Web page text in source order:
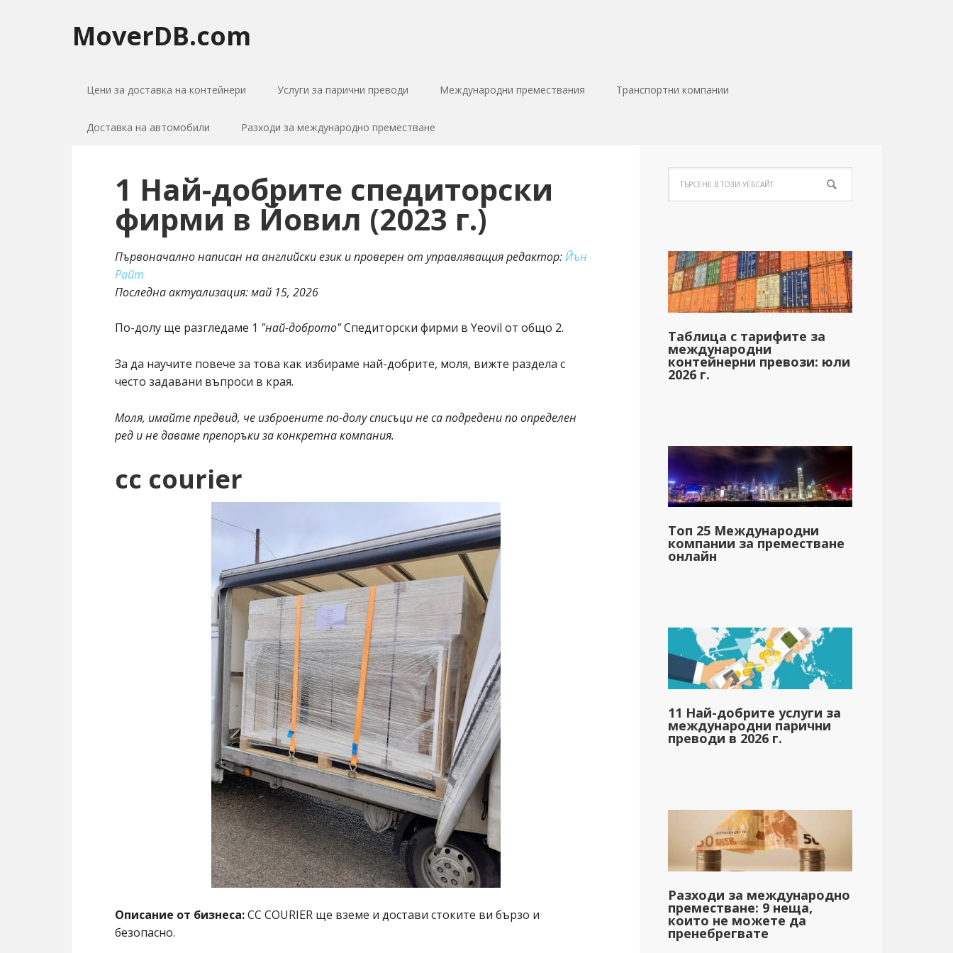
MoverDB.com
Цени за доставка на контейнери Услуги за парични преводи Международни премествания Транспортни компании
Доставка на автомобили Разходи за международно преместване
1 Най-добрите спедиторски
фирми в Йовил (2023 г.)
Първоначално написан на английски език и проверен от управляващия редактор:Йън
Райт
Последна актуализация:май 15, 2026
По-долу ще разгледаме 1 "най-доброто"Спедиторски фирми в Yeovil от общо 2.
За да научите повече за това как избираме най-добрите, моля, вижте раздела с
често задавани въпроси в края.
Моля, имайте предвид, че изброените по-долу списъци не са подредени по определен
ред и не даваме препоръки за конкретна компания.
cc courier
Описание от бизнеса:CC COURIER ще вземе и достави стоките ви бързо и
безопасно.
Таблица с тарифите за
международни
контейнерни превози: юли
2026 г.
Топ 25 Международни
компании за преместване
онлайн
11 Най-добрите услуги за
международни парични
преводи в 2026 г.
Разходи за международно
преместване: 9 неща,
които не можете да
пренебрегвате